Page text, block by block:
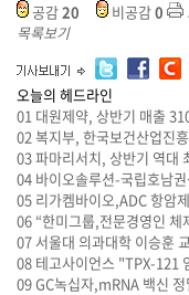
공감20 비공감0
목록보기
오늘의 헤드라인
01 대원제약, 상반기 매출
02복지부, 한국보건산업진
03파마리서치, 상반기 역
04 바이오솔루션-국립호남
05 리가켐바이오,ADC 항암
06 “한미그룹,전문경영인
07 서울대 의과대학 이승훈
08 테고사이언스 "TPX-121
09GC녹십자,mRNA 백신